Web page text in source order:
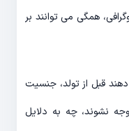
همگی می توانند بر
قبل از تولد، جنسیت
نشوند، چه به دلایل